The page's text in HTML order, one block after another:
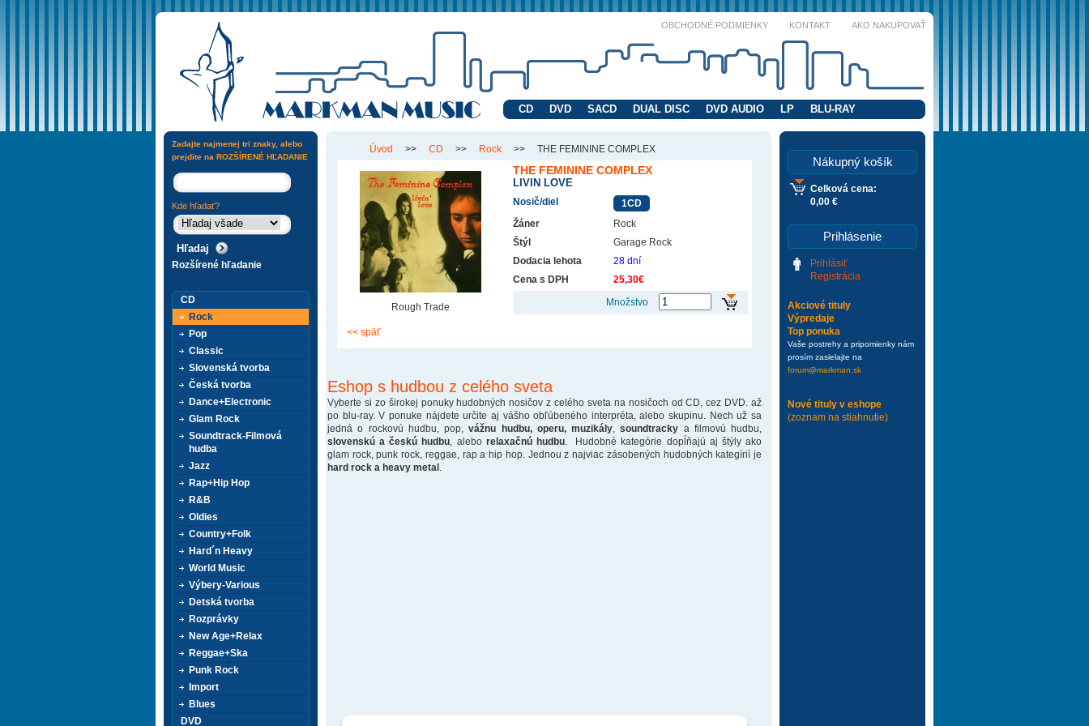
OBCHODNÉ PODMIENKY KONTAKT AKO NAKUPOVAŤ
CD DVD SACD DUAL DISC DVD AUDIO LP BLU-RAY
Úvod >> CD >> Rock >> THE FEMININE COMPLEX
Rough Trade
THE FEMININE COMPLEX
LIVIN LOVE
Nosič/diel
1CD
Žáner
Rock
Štýl
Garage Rock
Dodacia lehota
28 dní
Cena s DPH
25,30€
Množstvo
<< späť
Eshop s hudbou z celého sveta
Vyberte si zo širokej ponuky hudobných nosičov z celého sveta na nosičoch od CD, cez DVD. až
po blu-ray. V ponuke nájdete určite aj vášho obľúbeného interpréta, alebo skupinu. Nech už sa
jedná o rockovú hudbu, pop,vážnu hudbu, operu, muzikály ,soundtracky a filmovú hudbu,
slovenskú a českú hudbu , alebo relaxačnú hudbu. Hudobné kategórie dopĺňajú aj štýly ako
glam rock, punk rock, reggae, rap a hip hop. Jednou z najviac zásobených hudobných kategírií je
hard rock a heavy metal
Nákupný košík
Celková cena:
0,00 €
Prihlásenie
Prihlásiť
Registrácia
Akciové tituly
Výpredaje
Top ponuka
Vaše postrehy a pripomienky nám
prosím zasielajte na
forum@markman.sk
Nové tituly v eshope
(zoznam na stiahnutie)
Zadajte najmenej tri znaky, alebo
prejdite na ROZŠÍRENÉ HĽADANIE
Kde hľadať?
Rozšírené hľadanie
CD
Rock
Pop
Classic
Slovenská tvorba
Česká tvorba
Dance+Electronic
Glam Rock
Soundtrack-Filmová
hudba
Jazz
Rap+Hip Hop
R&B
Oldies
Country+Folk
Hard´n Heavy
World Music
Výbery-Various
Detská tvorba
Rozprávky
New Age+Relax
Reggae+Ska
Punk Rock
Import
Blues
DVD